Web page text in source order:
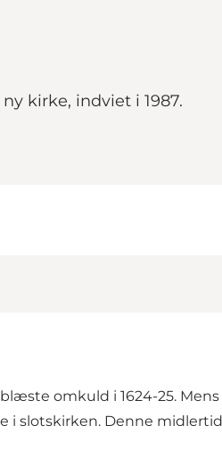
kirke, indviet i 1987.
omkuld i 1624-25.
slotskirken. Denne